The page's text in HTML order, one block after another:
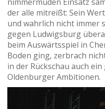
der alle mitreißt: Sein
und wahrlich nicht immer
gegen Ludwigsburg
beim Auswärtsspiel in
Boden ging, zerbrach
in der Rückschau auch
Oldenburger Ambitionen.